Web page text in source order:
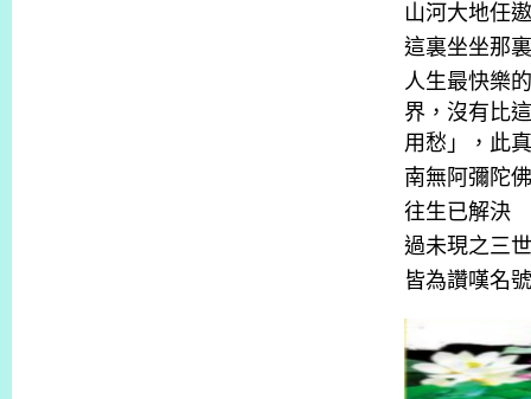
山河大地任
這裏坐坐那
人生最快樂
界，沒有比
用愁」，此
南無阿彌陀
往生已解決
過未現之三
皆為讚嘆名